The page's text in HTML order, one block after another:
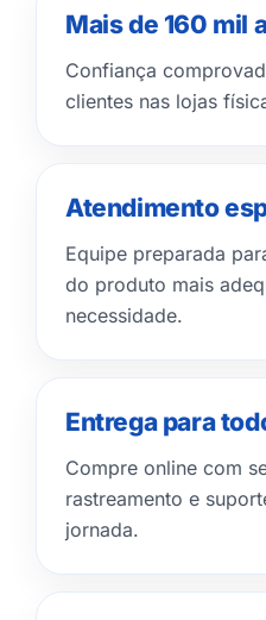
Mais de 160 mil
Confiança
clientes nas lojas
Atendimento
Equipe preparada
do produto mais
necessidade.
Entrega para
Compre online com
rastreamento e
jornada.